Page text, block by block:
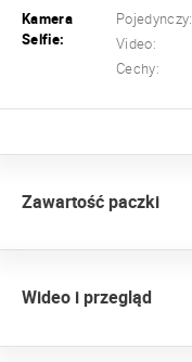
Kamera
Selfie:
Pojedynczy:
Video:
Cechy:
Zawartość paczki
Wideo i przegląd